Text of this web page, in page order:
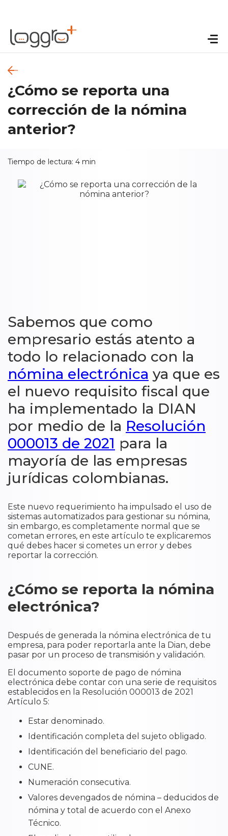
¿Cómo se reporta una
corrección de la nómina
anterior?
Tiempo de lectura: 4 min
Sabemos que como
empresario estás atento a
todo lo relacionado con la
nómina electrónica ya que es
el nuevo requisito fiscal que
ha implementado la DIAN
por medio de la Resolución
000013 de 2021 para la
mayoría de las empresas
jurídicas colombianas.
Este nuevo requerimiento ha impulsado el uso de
sistemas automatizados para gestionar su nómina,
sin embargo, es completamente normal que se
cometan errores, en este artículo te explicaremos
qué debes hacer si cometes un error y debes
reportar la corrección.
¿Cómo se reporta la nómina
electrónica?
Después de generada la nómina electrónica de tu
empresa, para poder reportarla ante la Dian, debe
pasar por un proceso de transmisión y validación.
El documento soporte de pago de nómina
electrónica debe contar con una serie de requisitos
establecidos en la Resolución 000013 de 2021
Artículo 5:
Estar denominado.
Identificación completa del sujeto obligado.
Identificación del beneficiario del pago.
CUNE.
Numeración consecutiva.
Valores devengados de nómina – deducidos de
nómina y total de acuerdo con el Anexo
Técnico.